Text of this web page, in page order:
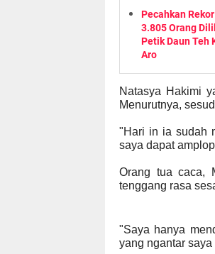
Pecahkan Rekor
3.805 Orang
Petik Daun Teh
Aro
Natasya Hakimi
Menurutnya,
"Hari in ia sudah
saya dapat
Orang tua caca,
tenggang rasa
"Saya hanya
yang ngantar